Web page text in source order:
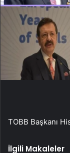
TOBB Başkanı
İlgili Makaleler